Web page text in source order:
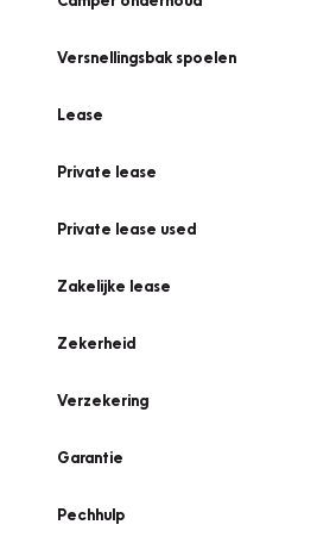
Versnellingsbak spoelen
Lease
Private lease
Private lease used
Zakelijke lease
Zekerheid
Verzekering
Garantie
Pechhulp